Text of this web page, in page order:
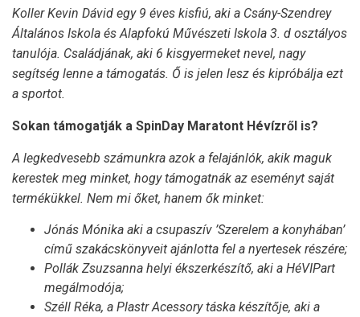
Koller Kevin Dávid egy 9 éves kisfiú, aki a Csány-Szendrey
Általános Iskola és Alapfokú Művészeti Iskola 3. d osztályos
tanulója. Családjának, aki 6 kisgyermeket nevel, nagy
segítség lenne a támogatás. Ő is jelen lesz és kipróbálja ezt
a sportot.
Sokan támogatják a SpinDay Maratont Hévízről is?
A legkedvesebb számunkra azok a felajánlók, akik maguk
kerestek meg minket, hogy támogatnák az eseményt saját
termékükkel. Nem mi őket, hanem ők minket:
Jónás Mónika aki a csupaszív ’Szerelem a konyhában’
című szakácskönyveit ajánlotta fel a nyertesek részére;
Pollák Zsuzsanna helyi ékszerkészítő, aki a HéVIPart
megálmodója;
Széll Réka, a Plastr Acessory táska készítője, aki a